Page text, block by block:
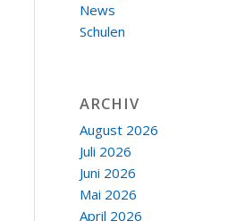
News
Schulen
ARCHIV
August 2026
Juli 2026
Juni 2026
Mai 2026
April 2026